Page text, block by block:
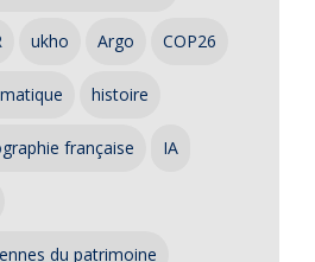
ukho Argo COP26
histoire
française IA
du patrimoine